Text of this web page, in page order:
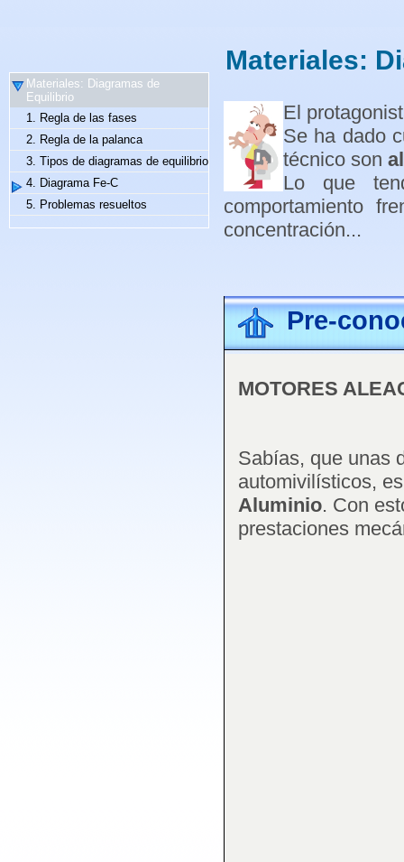
Materiales: Diagramas de
Equilibrio
1. Regla de las fases
2. Regla de la palanca
3. Tipos de diagramas de equilibrio
4. Diagrama Fe-C
5. Problemas resueltos
Materiales:
El
Se ha dado
técnico son
Lo que
comportamiento
concentración...
Pre-
MOTORES
Sabías, que unas
automivilísticos,
Aluminio. Con
prestaciones